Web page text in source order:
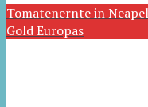
Tomatenernte in
Gold Europas